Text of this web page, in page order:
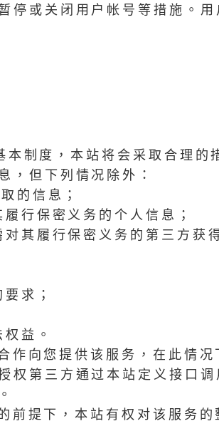
停或关闭用户帐号等措施。
制度，本站将会采取合理的
，但下列情况除外：
的信息；
行保密义务的个人信息；
其履行保密义务的第三方获
求；
益。
向您提供该服务，在此情况
权第三方通过本站定义接口调
提下，本站有权对该服务的